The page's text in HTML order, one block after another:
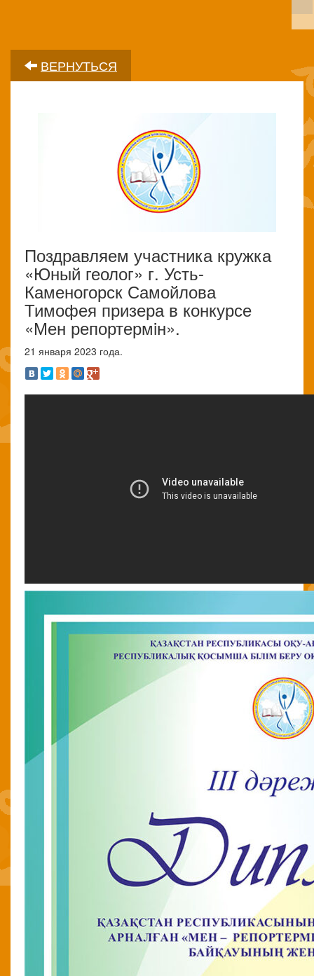
ВЕРНУТЬСЯ
Поздравляем участника кружка
«Юный геолог» г. Усть-
Каменогорск Самойлова
Тимофея призера в конкурсе
«Мен репортермiн».
21 января 2023 года.